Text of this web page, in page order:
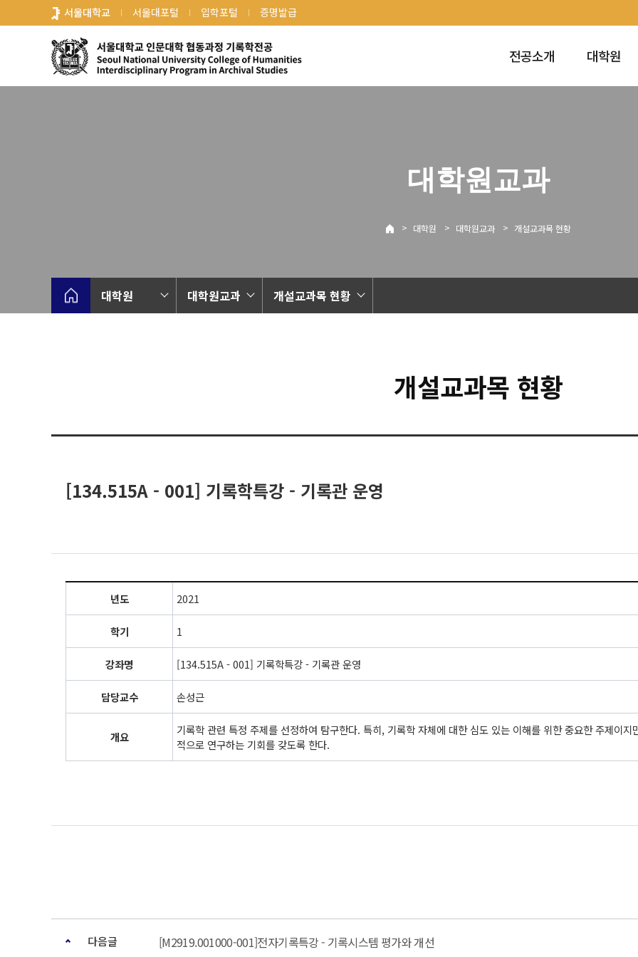
로
서울대학교 서울대포털 입학포털 증명발급
전공소개 대학원
대학원교과
> 대학원 > 대학원교과 > 개설교과목 현황
대학원 대학원교과 개설교과목 현황
개설교과목 현황
[134.515A - 001] 기록학특강 - 기록관 운영
년도 2021
학기 1
강좌명 [134.515A - 001] 기록학특강 - 기록관 운영
담당교수 손성근
개요
기록학 관련 특정 주제를 선정하여 탐구한다. 특히, 기록학 자체에 대한 심도 있는 이해를 위한 중요한 주제이
적으로 연구하는 기회를 갖도록 한다.
다음글 [M2919.001000-001]전자기록특강 - 기록시스템 평가와 개선